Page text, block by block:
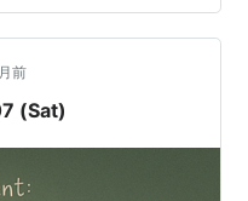
前
07 (Sat)